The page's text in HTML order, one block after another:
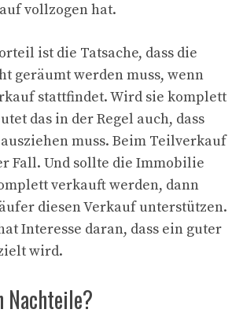
vollzogen hat.
ist die Tatsache, dass die
geräumt werden muss, wenn
stattfindet. Wird sie komplett
das in der Regel auch, dass
muss. Beim Teilverkauf
Fall. Und sollte die Immobilie
verkauft werden, dann
diesen Verkauf unterstützen.
Interesse daran, dass ein guter
wird.
Nachteile?